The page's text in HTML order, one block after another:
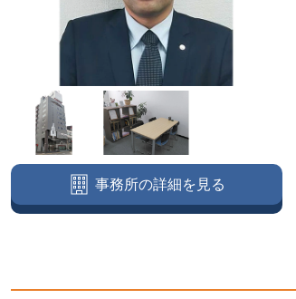
河東郡上士幌町 河東郡鹿追町
足寄郡足寄町
川上郡弟子屈町
標津郡標津町 目梨郡羅臼町
事務所の詳細を見る